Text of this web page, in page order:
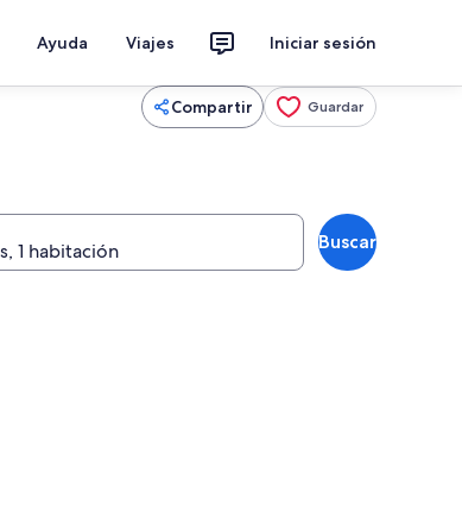
Ayuda Viajes Iniciar sesión
Compartir Guardar
Buscar